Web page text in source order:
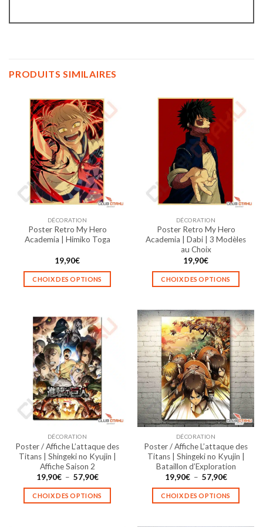
PRODUITS SIMILAIRES
DÉCORATION
Poster Retro My Hero
Academia | Himiko Toga
19,90€
CHOIX DES OPTIONS
a
plusieurs
variations.
Les
options
peuvent
être
choisies
sur
page
du
produit
DÉCORATION
Poster Retro My Hero
Academia | Dabi | 3 Modèles
au Choix
19,90€
CHOIX DES OPTIONS
a
plusieurs
variations.
Les
options
peuvent
être
choisies
sur
la
page
du
produit
DÉCORATION
Poster / Affiche L’attaque des
Titans | Shingeki no Kyujin |
Affiche Saison 2
19,90€ – 57,90€Plage
prix :
19,90€
CHOIX DES OPTIONS
DÉCORATION
Poster / Affiche L’attaque des
Titans | Shingeki no Kyujin |
Bataillon d’Exploration
19,90€ – 57,90€Plage
prix :
19,90€
CHOIX DES OPTIONS